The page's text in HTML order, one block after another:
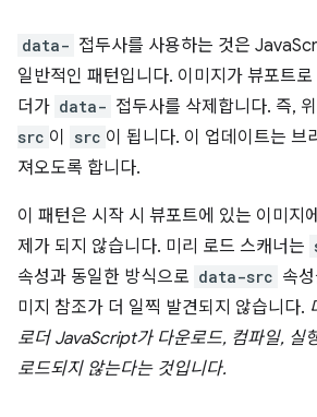
data- 접두사를 사용하는 것은
일반적인 패턴입니다. 이미지가 뷰포트
더가 data- 접두사를 삭제합니다. 즉,
src 이 src 이 됩니다. 이 업데이트는 브
져오도록 합니다.
이 패턴은 시작 시 뷰포트에 있는 이미지
제가 되지 않습니다. 미리 로드 스캐너는
속성과 동일한 방식으로 data-src 속
미지 참조가 더 일찍 발견되지 않습니다.
로더 JavaScript가 다운로드, 컴파일, 실
로드되지 않는다는 것입니다.